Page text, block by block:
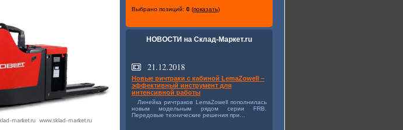
Выбрано позиций: 0 (показать)
НОВОСТИ на Склад-Маркет.ru
21.12.2018
Новые ричтраки с кабиной LemaZowell –
эффективный инструмент для
интенсивной работы
Линейка ричтраков LemaZowell пополнилась
новым модельным рядом серии FRB.
Передовые технические решения при...